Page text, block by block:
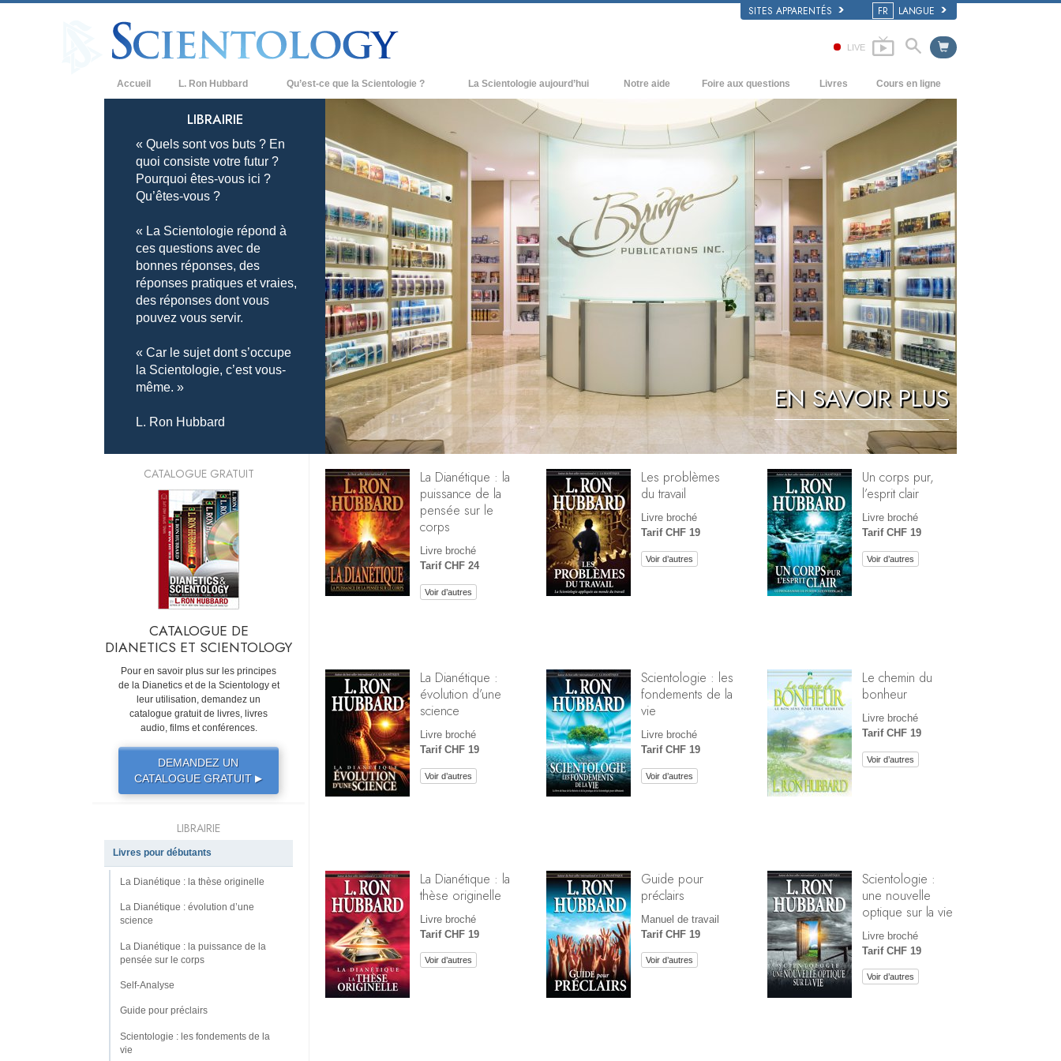
SITES APPARENTÉS FR LANGUE
LIVE
Accueil L. Ron Hubbard Qu’est-ce que la Scientologie ?
Credos et Codes de Scientologie
Les scientologues et la Scientologie
Rencontrez un scientologue
À l’intérieur d’une église
Les principes de base de la Scientologie
La Dianétique : Une introduction
Amour et haine –
Qu’est-ce que la grandeur ?
La Scientologie aujourd’hui
Églises de Scientologie
Nouvelles Églises de Scientologie
Organisations avancées
Base à terre de Flag
Freewinds
Apporter la Scientologie au monde
entier
David Miscavige - Chef ecclésiastique
de la Scientologie
Notre aide Foire aux questions
Antécédents et principes de base
À l’intérieur d’une église
L’organisation de la Scientologie
Livres
Livres pour débutants
Livres audio
conférences d’introduction
Cours en ligne
Comment résoudre les conflits
Les dynamiques de l’existence
Les composantes de la compréhension
Solutions à un environnement
dangereux
Procédés d’assistance pour maladies et
blessures
Intégrité et honnêteté
Le mariage
L’échelle des tons émotionnels
Réponses aux drogues
Les enfants
Des outils pour le monde du travail
La raison de l’oppression
Les investigations
Les fondements de l’organisation
Les fondements des relations publiques
La communication
EN SAVOIR PLUS
LIBRAIRIE
« Quels sont vos buts ? En
quoi consiste votre futur ?
Pourquoi êtes-vous ici ?
Qu’êtes-vous ?
« La Scientologie répond à
ces questions avec de
bonnes réponses, des
réponses pratiques et vraies,
des réponses dont vous
pouvez vous servir.
« Car le sujet dont s’occupe
la Scientologie, c’est vous-
même. »
L. Ron Hubbard
La Dianétique : la
puissance de la
pensée sur le
corps
Livre broché
Tarif CHF 24
Voir d’autres
Les problèmes
du travail
Livre broché
Tarif CHF 19
Voir d’autres
Un corps pur,
l’esprit clair
Livre broché
Tarif CHF 19
Voir d’autres
La Dianétique :
évolution d’une
science
Livre broché
Tarif CHF 19
Voir d’autres
Scientologie : les
fondements de la
vie
Livre broché
Tarif CHF 19
Voir d’autres
Le chemin du
bonheur
Livre broché
Tarif CHF 19
Voir d’autres
La Dianétique : la
thèse originelle
Livre broché
Tarif CHF 19
Voir d’autres
Guide pour
préclairs
Manuel de travail
Tarif CHF 19
Voir d’autres
Scientologie :
une nouvelle
optique sur la vie
Livre broché
Tarif CHF 19
Voir d’autres
CATALOGUE GRATUIT
CATALOGUE DE
DIANETICS ET SCIENTOLOGY
Pour en savoir plus sur les principes
de la Dianetics et de la Scientology et
leur utilisation, demandez un
catalogue gratuit de livres, livres
audio, films et conférences.
DEMANDEZ UN
CATALOGUE GRATUIT▶
LIBRAIRIE
Livres pour débutants
La Dianétique : la thèse originelle
La Dianétique : évolution d’une
science
La Dianétique : la puissance de la
pensée sur le corps
Self-Analyse
Guide pour préclairs
Scientologie : les fondements de la
vie